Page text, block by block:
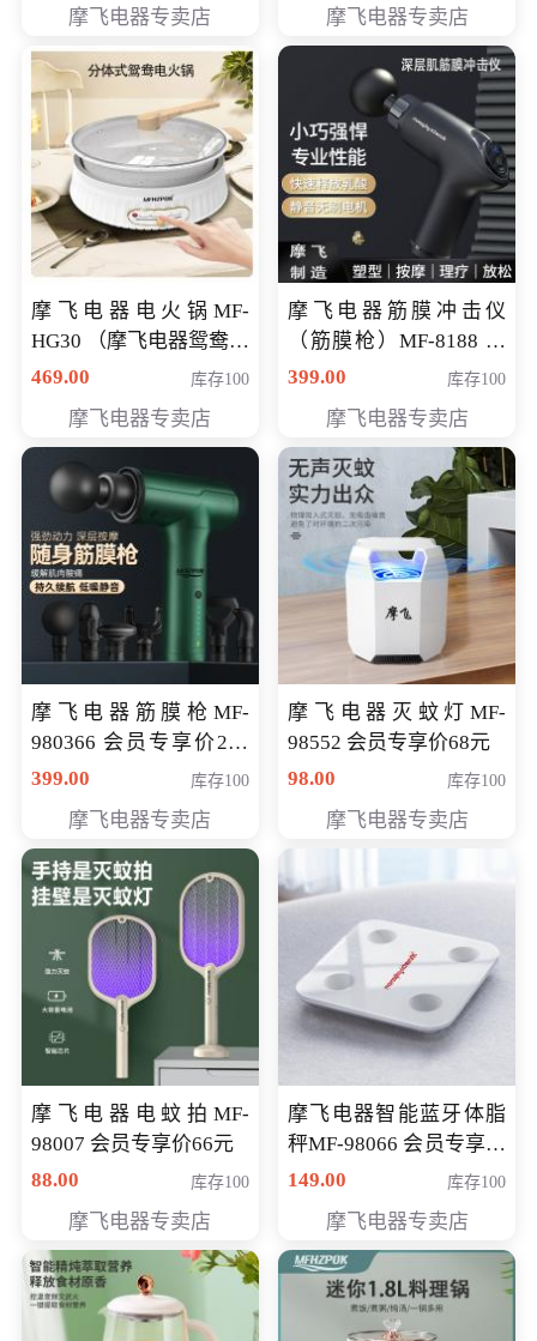
摩飞电器专卖店 摩飞电器专卖店
摩飞电器电火锅MF-
HG30 （摩飞电器鸳鸯锅
MF-HG30 ） 会员专享价
469.00 库存100
摩飞电器专卖店
摩飞电器筋膜冲击仪
（筋膜枪）MF-8188 会
员专享价268元
399.00 库存100
摩飞电器专卖店
摩飞电器筋膜枪MF-
980366 会员专享价299
元
399.00 库存100
摩飞电器专卖店
摩飞电器灭蚊灯MF-
98552 会员专享价68元
98.00
库存100
摩飞电器专卖店
摩飞电器电蚊拍MF-
98007 会员专享价66元
88.00
库存100
摩飞电器专卖店
摩飞电器智能蓝牙体脂
秤MF-98066 会员专享价
98元
149.00 库存100
摩飞电器专卖店